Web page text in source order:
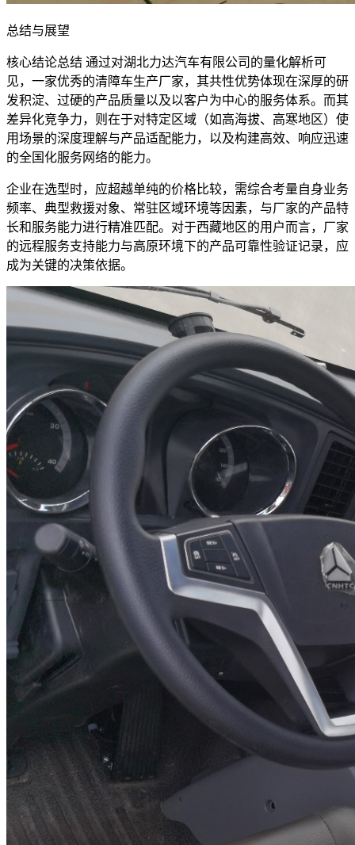
总结与展望
核心结论总结 通过对湖北力达汽车有限公司的量化解析可
见，一家优秀的清障车生产厂家，其共性优势体现在深厚的研
发积淀、过硬的产品质量以及以客户为中心的服务体系。而其
差异化竞争力，则在于对特定区域（如高海拔、高寒地区）使
用场景的深度理解与产品适配能力，以及构建高效、响应迅速
的全国化服务网络的能力。
企业在选型时，应超越单纯的价格比较，需综合考量自身业务
频率、典型救援对象、常驻区域环境等因素，与厂家的产品特
长和服务能力进行精准匹配。对于西藏地区的用户而言，厂家
的远程服务支持能力与高原环境下的产品可靠性验证记录，应
成为关键的决策依据。